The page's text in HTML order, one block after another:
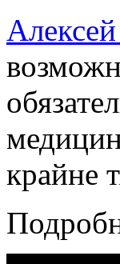
крайне